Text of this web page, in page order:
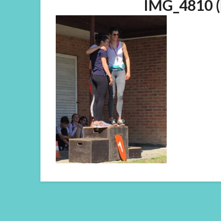
IMG_4810